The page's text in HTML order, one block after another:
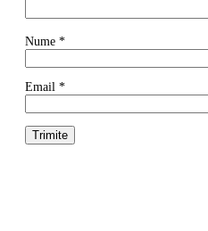
Nume *
Email *